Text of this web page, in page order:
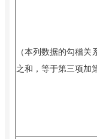
（本列数据的勾稽
之和，等于第三项加